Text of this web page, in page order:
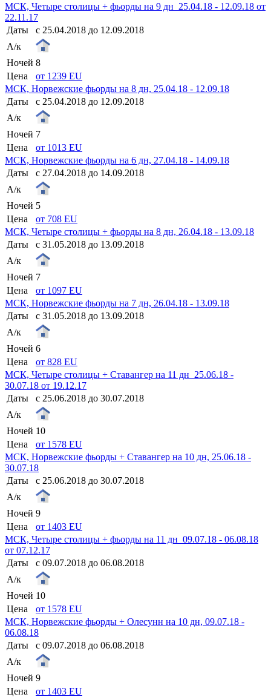
МСК, Четыре столицы + фьорды на 9 дн_25.04.18 - 12.09.18 от
22.11.17
Даты
с 25.04.2018 до 12.09.2018
А/к
Ночей 8
Цена
от 1239 EU
МСК, Норвежские фьорды на 8 дн, 25.04.18 - 12.09.18
Даты
с 25.04.2018 до 12.09.2018
А/к
Ночей 7
Цена
от 1013 EU
МСК, Норвежские фьорды на 6 дн, 27.04.18 - 14.09.18
Даты
с 27.04.2018 до 14.09.2018
А/к
Ночей 5
Цена
от 708 EU
МСК, Четыре столицы + фьорды на 8 дн, 26.04.18 - 13.09.18
Даты
с 31.05.2018 до 13.09.2018
А/к
Ночей 7
Цена
от 1097 EU
МСК, Норвежские фьорды на 7 дн, 26.04.18 - 13.09.18
Даты
с 31.05.2018 до 13.09.2018
А/к
Ночей 6
Цена
от 828 EU
МСК, Четыре столицы + Ставангер на 11 дн_25.06.18 -
30.07.18 от 19.12.17
Даты
с 25.06.2018 до 30.07.2018
А/к
Ночей 10
Цена
от 1578 EU
МСК, Норвежские фьорды + Ставангер на 10 дн, 25.06.18 -
30.07.18
Даты
с 25.06.2018 до 30.07.2018
А/к
Ночей 9
Цена
от 1403 EU
МСК, Четыре столицы + фьорды на 11 дн_09.07.18 - 06.08.18
от 07.12.17
Даты
с 09.07.2018 до 06.08.2018
А/к
Ночей 10
Цена
от 1578 EU
МСК, Норвежские фьорды + Олесунн на 10 дн, 09.07.18 -
06.08.18
Даты
с 09.07.2018 до 06.08.2018
А/к
Ночей 9
Цена
от 1403 EU